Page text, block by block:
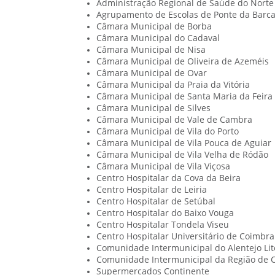
Administração Regional de Saúde do Norte
Agrupamento de Escolas de Ponte da Barca
Câmara Municipal de Borba
Câmara Municipal do Cadaval
Câmara Municipal de Nisa
Câmara Municipal de Oliveira de Azeméis
Câmara Municipal de Ovar
Câmara Municipal da Praia da Vitória
Câmara Municipal de Santa Maria da Feira
Câmara Municipal de Silves
Câmara Municipal de Vale de Cambra
Câmara Municipal de Vila do Porto
Câmara Municipal de Vila Pouca de Aguiar
Câmara Municipal de Vila Velha de Ródão
Câmara Municipal de Vila Viçosa
Centro Hospitalar da Cova da Beira
Centro Hospitalar de Leiria
Centro Hospitalar de Setúbal
Centro Hospitalar do Baixo Vouga
Centro Hospitalar Tondela Viseu
Centro Hospitalar Universitário de Coimbra
Comunidade Intermunicipal do Alentejo
Comunidade Intermunicipal da Região de
Supermercados Continente